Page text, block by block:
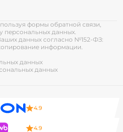
формы обратной связи,
персональных данных.
данных согласно №152-ФЗ:
информации.
данных
данных
4.9
4.9